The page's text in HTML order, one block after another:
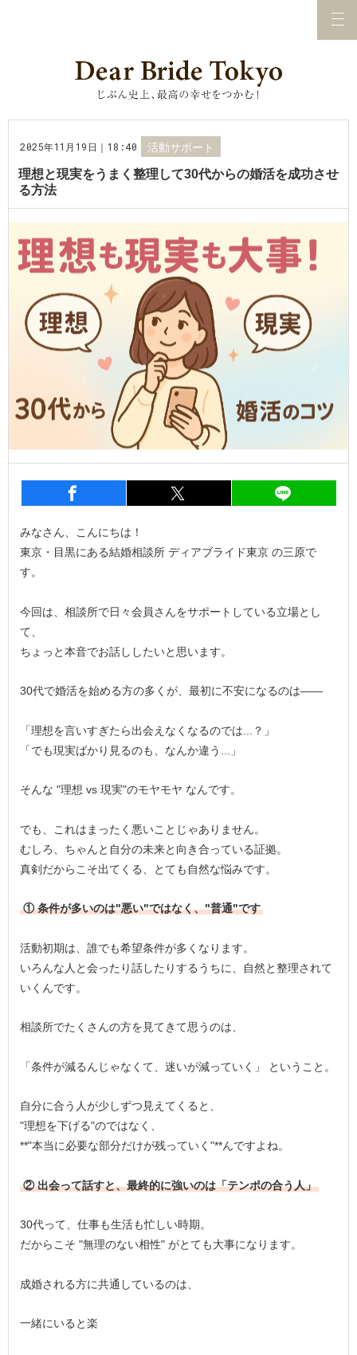
2025年11月19日｜18:40 活動サポート
理想と現実をうまく整理して30代からの婚活を成功させ
る方法
シェア シェア
みなさん、こんにちは！
東京・目黒にある結婚相談所 ディアブライド東京 の三原で
す。
今回は、相談所で日々会員さんをサポートしている立場とし
て、
ちょっと本音でお話ししたいと思います。
30代で婚活を始める方の多くが、最初に不安になるのは――
「理想を言いすぎたら出会えなくなるのでは...？」
「でも現実ばかり見るのも、なんか違う...」
そんな "理想 vs 現実"のモヤモヤ なんです。
でも、これはまったく悪いことじゃありません。
むしろ、ちゃんと自分の未来と向き合っている証拠。
真剣だからこそ出てくる、とても自然な悩みです。
① 条件が多いのは"悪い"ではなく、"普通"です
活動初期は、誰でも希望条件が多くなります。
いろんな人と会ったり話したりするうちに、自然と整理されて
いくんです。
相談所でたくさんの方を見てきて思うのは、
「条件が減るんじゃなくて、迷いが減っていく」 ということ。
自分に合う人が少しずつ見えてくると、
"理想を下げる"のではなく、
**"本当に必要な部分だけが残っていく"**んですよね。
② 出会って話すと、最終的に強いのは「テンポの合う人」
30代って、仕事も生活も忙しい時期。
だからこそ "無理のない相性" がとても大事になります。
成婚される方に共通しているのは、
一緒にいると楽